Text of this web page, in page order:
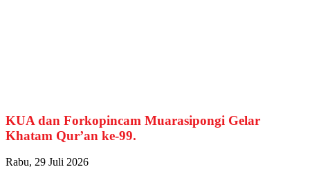
KUA dan Forkopincam Muarasipongi Gelar
Khatam Qur’an ke-99.
Rabu, 29 Juli 2026